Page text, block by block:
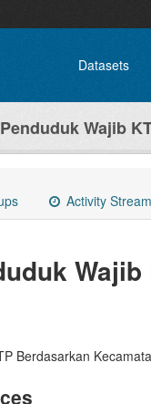
Datasets
Wajib
Activity Stream
Berdasarkan